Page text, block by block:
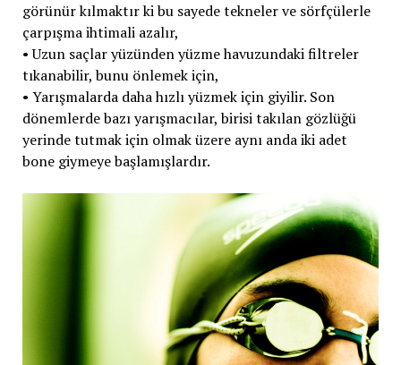
görünür kılmaktır ki bu sayede tekneler ve sörfçülerle
çarpışma ihtimali azalır,
• Uzun saçlar yüzünden yüzme havuzundaki filtreler
tıkanabilir, bunu önlemek için,
• Yarışmalarda daha hızlı yüzmek için giyilir. Son
dönemlerde bazı yarışmacılar, birisi takılan gözlüğü
yerinde tutmak için olmak üzere aynı anda iki adet
bone giymeye başlamışlardır.